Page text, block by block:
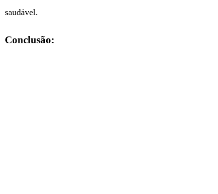
saudável.
Conclusão: